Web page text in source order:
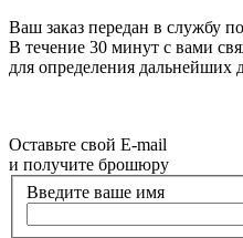
Ваш заказ передан в службу
В течение 30 минут с вами
для определения дальнейших
Оставьте свой E-mail
и получите брошюру
Введите ваше имя